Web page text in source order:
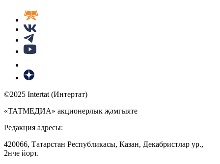
©2025 Intertat (Интертат)
«ТАТМЕДИА» акционерлык җәмгыяте
Редакция адресы:
420066, Татарстан Республикасы, Казан, Декабристлар ур.,
2нче йорт.